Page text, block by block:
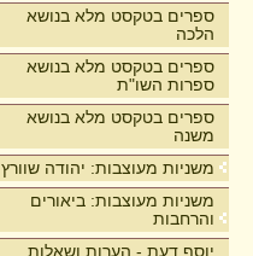
ספרים בטקסט מלא בנושא
הלכה
ספרים בטקסט מלא בנושא
ספרות השו"ת
ספרים בטקסט מלא בנושא
משנה
משניות מעוצבות: יהודה שוורץ
משניות מעוצבות: ביאורים
והרחבות
יוסף דעת - הערות ושאלות